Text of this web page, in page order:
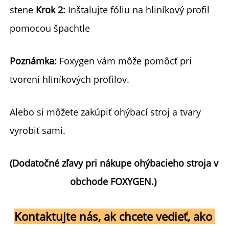
stene Krok 2: Inštalujte fóliu na hliníkový profil
pomocou špachtle
Poznámka: Foxygen vám môže pomôcť pri
tvorení hliníkových profilov.
Alebo si môžete zakúpiť ohýbací stroj a tvary
vyrobiť sami.
(Dodatočné zľavy pri nákupe ohýbacieho stroja v
obchode FOXYGEN.)
Kontaktujte nás, ak chcete vedieť, ako